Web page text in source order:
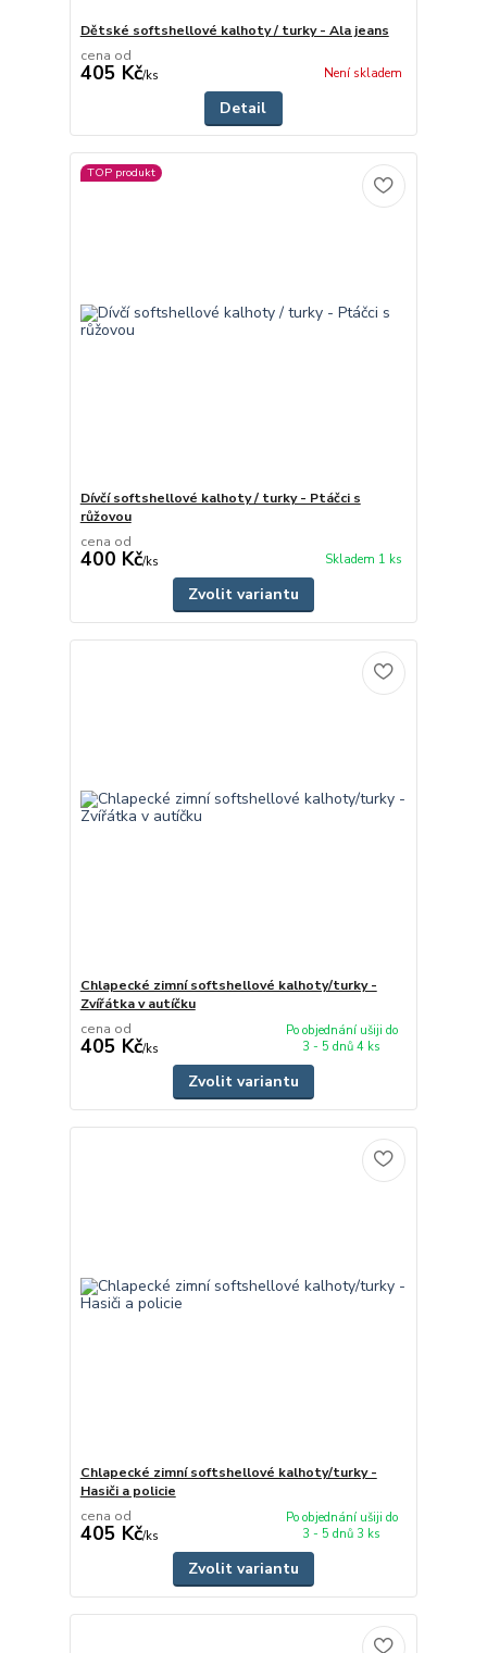
Dětské softshellové kalhoty / turky - Ala jeans
cena od
405 Kč/ks Není skladem
Detail
TOP produkt
Dívčí softshellové kalhoty / turky - Ptáčci s
růžovou
cena od
400 Kč/ks Skladem 1 ks
Zvolit variantu
Chlapecké zimní softshellové kalhoty/turky -
Zvířátka v autíčku
cena od
405 Kč/ks
Po objednání ušiji do
3 - 5 dnů 4 ks
Zvolit variantu
Chlapecké zimní softshellové kalhoty/turky -
Hasiči a policie
cena od
405 Kč/ks
Po objednání ušiji do
3 - 5 dnů 3 ks
Zvolit variantu